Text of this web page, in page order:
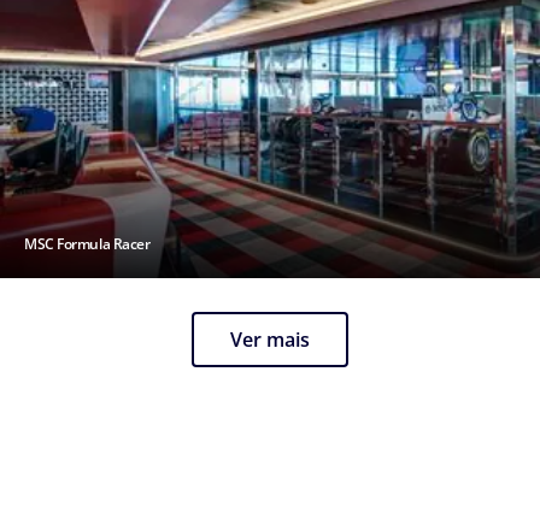
MSC Formula Racer
Ver mais